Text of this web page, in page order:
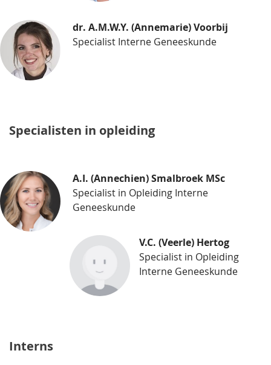
dr. A.M.W.Y. (Annemarie) Voorbij
Specialist Interne Geneeskunde
Specialisten in opleiding
A.I. (Annechien) Smalbroek MSc
Specialist in Opleiding Interne
Geneeskunde
V.C. (Veerle) Hertog
Specialist in Opleiding
Interne Geneeskunde
Interns